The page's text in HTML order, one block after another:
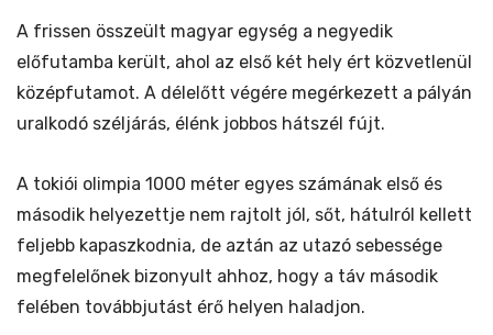
A frissen összeült magyar egység a negyedik
előfutamba került, ahol az első két hely ért közvetlenül
középfutamot. A délelőtt végére megérkezett a pályán
uralkodó széljárás, élénk jobbos hátszél fújt.
A tokiói olimpia 1000 méter egyes számának első és
második helyezettje nem rajtolt jól, sőt, hátulról kellett
feljebb kapaszkodnia, de aztán az utazó sebessége
megfelelőnek bizonyult ahhoz, hogy a táv második
felében továbbjutást érő helyen haladjon.